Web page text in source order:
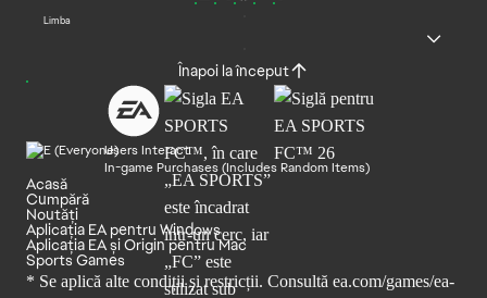
Limba
Înapoi la început
Users Interact
In-game Purchases (Includes Random Items)
Acasă
Cumpără
Noutăți
Aplicația EA pentru Windows
Aplicația EA și Origin pentru Mac
Sports Games
* Se aplică alte condiții și restricții. Consultă ea.com/games/ea-